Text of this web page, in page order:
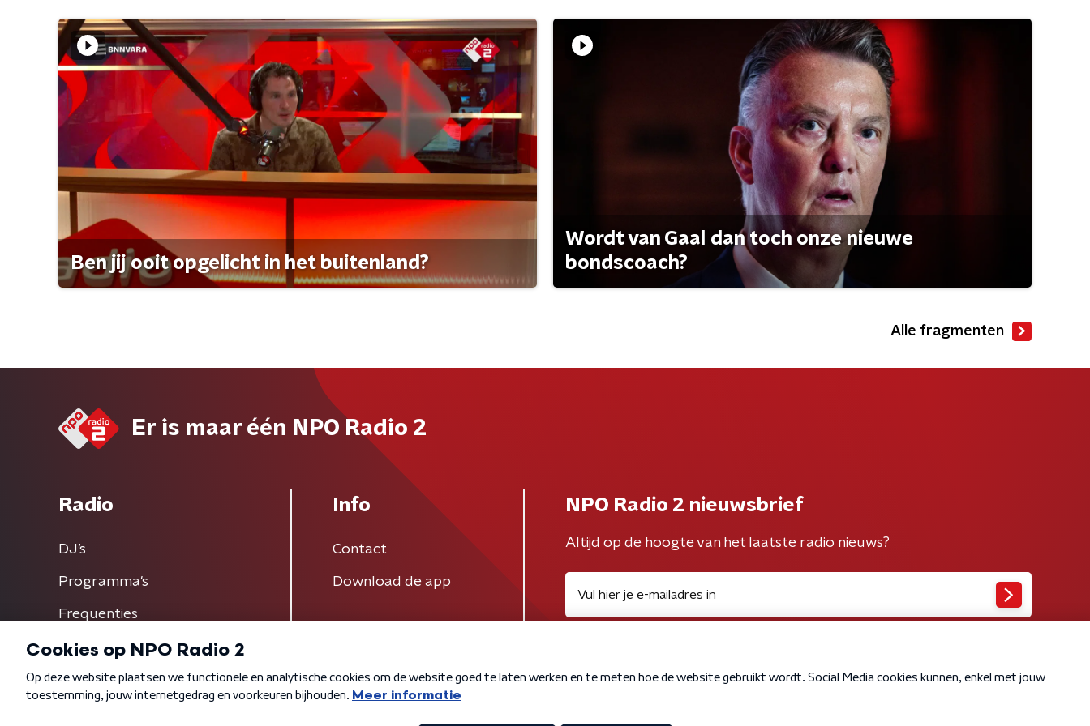
Ben jij ooit opgelicht in het buitenland?
Wordt van Gaal dan toch onze nieuwe
bondscoach?
Alle fragmenten
Er is maar één NPO Radio 2
Radio
DJ’s
Programma's
Frequenties
Info
Contact
Download de app
NPO Radio 2 nieuwsbrief
Altijd op de hoogte van het laatste radio nieuws?
Algemene voorwaarden Privacybeleid